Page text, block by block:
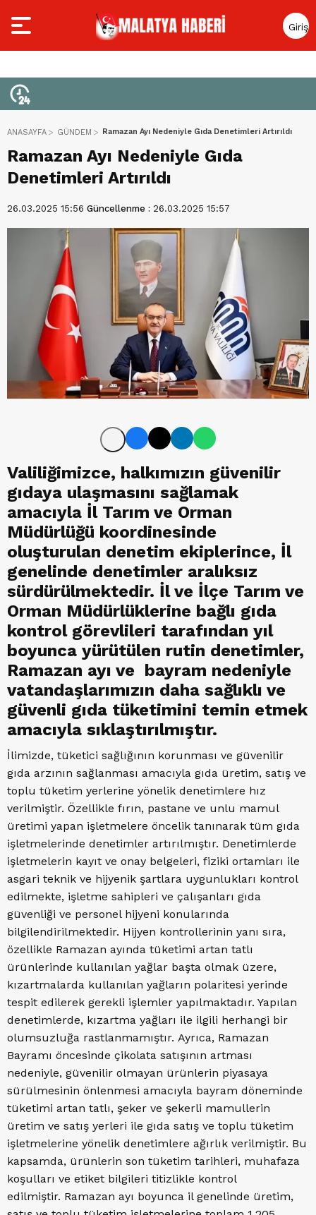
Giriş
Yap
ANASAYFA GÜNDEM Ramazan Ayı Nedeniyle Gıda Denetimleri Artırıldı
Ramazan Ayı Nedeniyle Gıda
Denetimleri Artırıldı
26.03.2025 15:56 Güncellenme : 26.03.2025 15:57
Valiliğimizce, halkımızın güvenilir
gıdaya ulaşmasını sağlamak
amacıyla İl Tarım ve Orman
Müdürlüğü koordinesinde
oluşturulan denetim ekiplerince, İl
genelinde denetimler aralıksız
sürdürülmektedir. İl ve İlçe Tarım ve
Orman Müdürlüklerine bağlı gıda
kontrol görevlileri tarafından yıl
boyunca yürütülen rutin denetimler,
Ramazan ayı ve bayram nedeniyle
vatandaşlarımızın daha sağlıklı ve
güvenli gıda tüketimini temin etmek
amacıyla sıklaştırılmıştır.
İlimizde, tüketici sağlığının korunması ve güvenilir
gıda arzının sağlanması amacıyla gıda üretim, satış ve
toplu tüketim yerlerine yönelik denetimlere hız
verilmiştir. Özellikle fırın, pastane ve unlu mamul
üretimi yapan işletmelere öncelik tanınarak tüm gıda
işletmelerinde denetimler artırılmıştır. Denetimlerde
işletmelerin kayıt ve onay belgeleri, fiziki ortamları ile
asgari teknik ve hijyenik şartlara uygunlukları kontrol
edilmekte, işletme sahipleri ve çalışanları gıda
güvenliği ve personel hijyeni konularında
bilgilendirilmektedir. Hijyen kontrollerinin yanı sıra,
özellikle Ramazan ayında tüketimi artan tatlı
ürünlerinde kullanılan yağlar başta olmak üzere,
kızartmalarda kullanılan yağların polaritesi yerinde
tespit edilerek gerekli işlemler yapılmaktadır. Yapılan
denetimlerde, kızartma yağları ile ilgili herhangi bir
olumsuzluğa rastlanmamıştır. Ayrıca, Ramazan
Bayramı öncesinde çikolata satışının artması
nedeniyle, güvenilir olmayan ürünlerin piyasaya
sürülmesinin önlenmesi amacıyla bayram döneminde
tüketimi artan tatlı, şeker ve şekerli mamullerin
üretim ve satış yerleri ile gıda satış ve toplu tüketim
işletmelerine yönelik denetimlere ağırlık verilmiştir. Bu
kapsamda, ürünlerin son tüketim tarihleri, muhafaza
koşulları ve etiket bilgileri titizlikle kontrol
edilmiştir. Ramazan ayı boyunca il genelinde üretim,